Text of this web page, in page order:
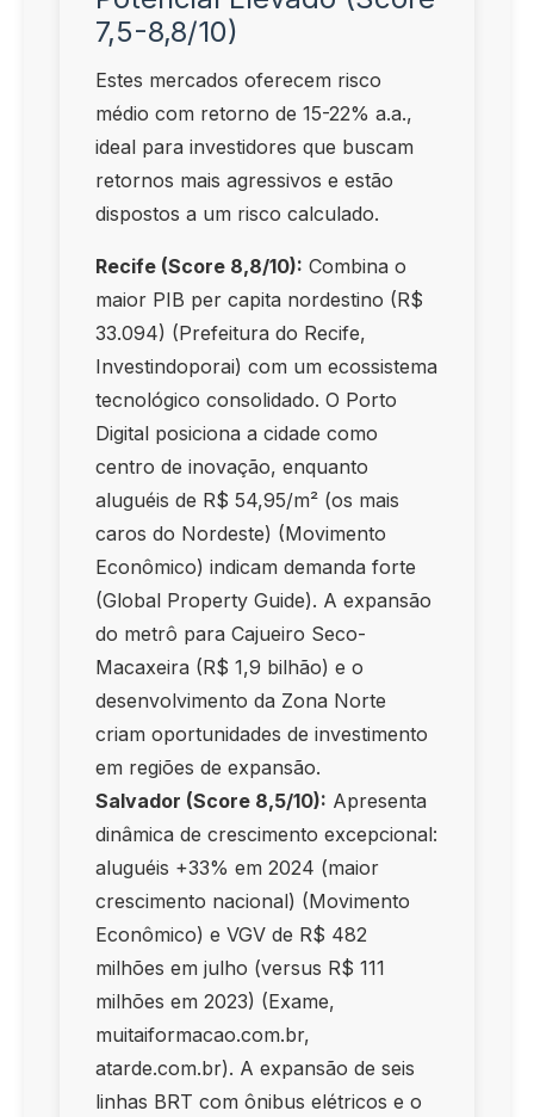
7,5-8,8/10)
Estes mercados oferecem risco
médio com retorno de 15-22% a.a.,
ideal para investidores que buscam
retornos mais agressivos e estão
dispostos a um risco calculado.
Recife (Score 8,8/10): Combina o
maior PIB per capita nordestino (R$
33.094) (Prefeitura do Recife,
Investindoporai) com um ecossistema
tecnológico consolidado. O Porto
Digital posiciona a cidade como
centro de inovação, enquanto
aluguéis de R$ 54,95/m² (os mais
caros do Nordeste) (Movimento
Econômico) indicam demanda forte
(Global Property Guide). A expansão
do metrô para Cajueiro Seco-
Macaxeira (R$ 1,9 bilhão) e o
desenvolvimento da Zona Norte
criam oportunidades de investimento
em regiões de expansão.
Salvador (Score 8,5/10): Apresenta
dinâmica de crescimento excepcional:
aluguéis +33% em 2024 (maior
crescimento nacional) (Movimento
Econômico) e VGV de R$ 482
milhões em julho (versus R$ 111
milhões em 2023) (Exame,
muitaiformacao.com.br,
atarde.com.br). A expansão de seis
linhas BRT com ônibus elétricos e o